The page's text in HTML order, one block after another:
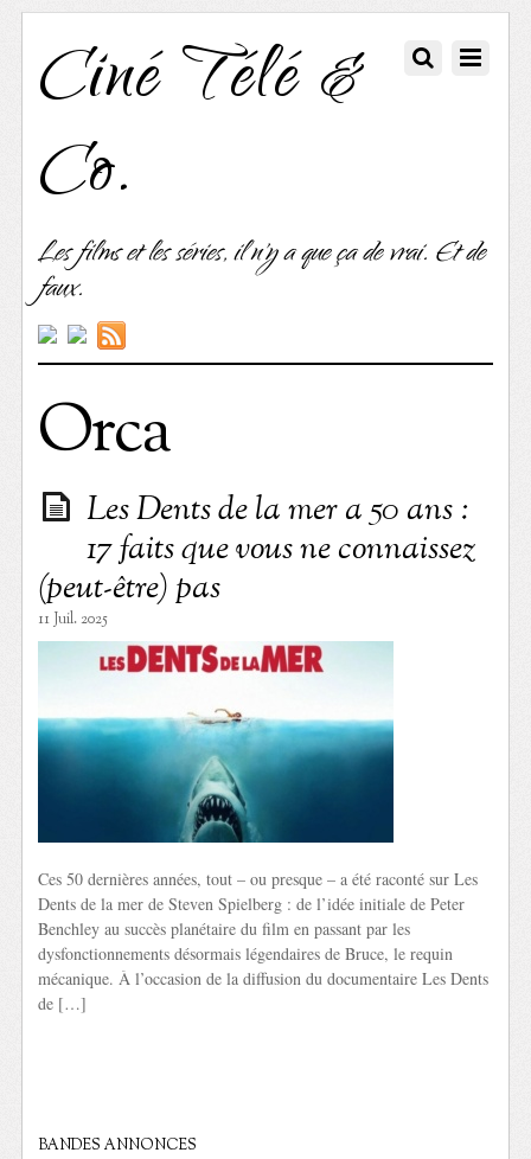
Ciné Télé &
Co.
Les films et les séries, il n'y a que ça de vrai. Et de
faux.
Orca
Les Dents de la mer a 50 ans :
17 faits que vous ne connaissez
(peut-être) pas
11 Juil. 2025
Ces 50 dernières années, tout – ou presque – a été raconté sur Les
Dents de la mer de Steven Spielberg : de l’idée initiale de Peter
Benchley au succès planétaire du film en passant par les
dysfonctionnements désormais légendaires de Bruce, le requin
mécanique. À l’occasion de la diffusion du documentaire Les Dents
de […]
BANDES ANNONCES